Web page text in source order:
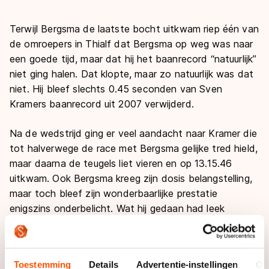
Toestemming Details Advertentie-instellingen
Terwijl Bergsma de laatste bocht uitkwam riep één van
de omroepers in Thialf dat Bergsma op weg was naar
een goede tijd, maar dat hij het baanrecord “natuurlijk”
niet ging halen. Dat klopte, maar zo natuurlijk was dat
niet. Hij bleef slechts 0.45 seconden van Sven
Kramers baanrecord uit 2007 verwijderd.
Na de wedstrijd ging er veel aandacht naar Kramer die
tot halverwege de race met Bergsma gelijke tred hield,
maar daarna de teugels liet vieren en op 13.15.46
uitkwam. Ook Bergsma kreeg zijn dosis belangstelling,
maar toch bleef zijn wonderbaarlijke prestatie
enigszins onderbelicht. Wat hij gedaan had leek
niemand echt te beseffen. Hijzelf ook niet.